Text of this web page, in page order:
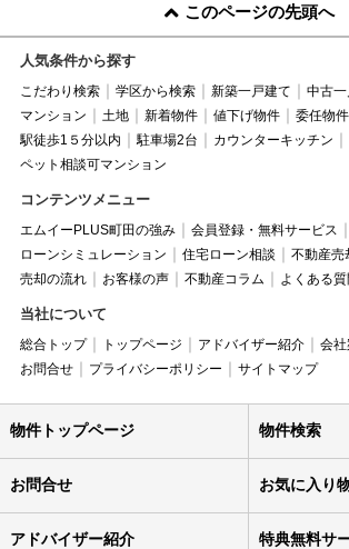
このページの先頭へ
人気条件から探す
こだわり検索 学区から検索 新築一戸建て
中古
マンション
土地 新着物件 値下げ物件 委任物件
駅徒歩1５分以内
駐車場2台
カウンターキッチン
ペット相談可マンション
コンテンツメニュー
エムイーPLUS町田の強み 会員登録・無料サービス
ローンシミュレーション
住宅ローン相談
不動産売
売却の流れ
お客様の声 不動産コラム よくある質
当社について
総合トップ トップページ アドバイザー紹介 会社
お問合せ
プライバシーポリシー サイトマップ
物件トップページ 物件検索
お問合せ お気に入り
アドバイザー紹介 特典無料サ